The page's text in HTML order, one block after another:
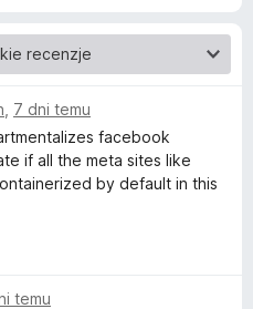
7 dni temu
facebook
if all the meta sites like
by default in this
temu